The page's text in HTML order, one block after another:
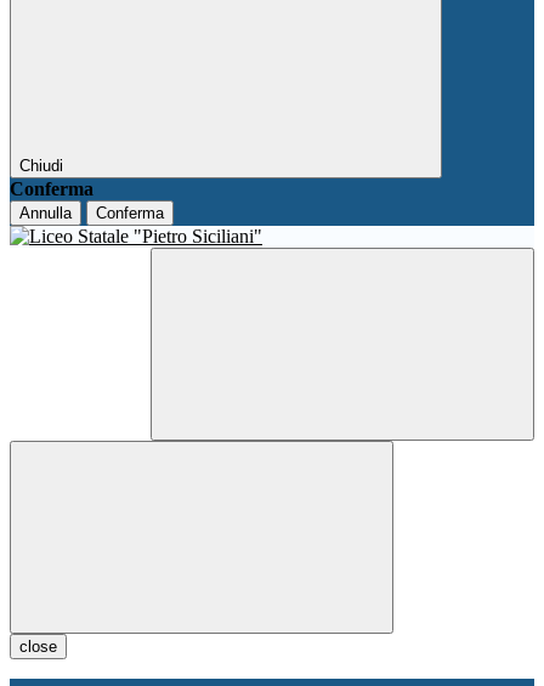
Chiudi
Conferma
Annulla Conferma
close